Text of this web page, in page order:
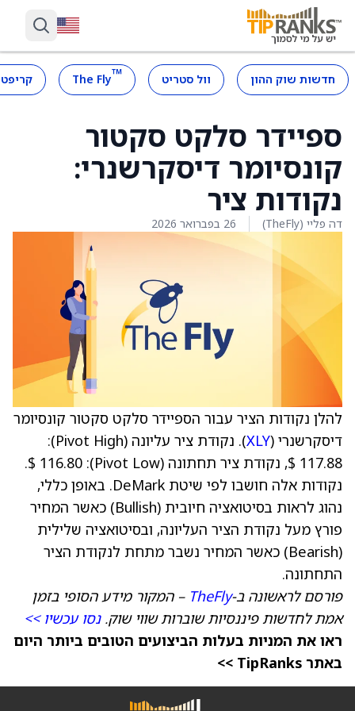
חדשות שוק ההון וול סטריט ™
The Fly
ספיידר סלקט סקטור
קונסיומר דיסקרשנרי:
נקודות ציר
דה פליי (TheFly) 26 בפברואר 2026
להלן נקודות הציר עבור הספיידר סלקט סקטור קונסיומר
דיסקרשנרי (XLY
). נקודת ציר עליונה (Pivot High):
117.88 $, נקודת ציר תחתונה (Pivot Low): 116.80 $.
נקודות אלה חושבו לפי שיטת DeMark. באופן כללי,
נהוג לראות בסיטואציה חיובית (Bullish) כאשר המחיר
פורץ מעל נקודת הציר העליונה, ובסיטואציה שלילית
(Bearish) כאשר המחיר נשבר מתחת לנקודת הציר
התחתונה.
פורסם לראשונה ב-TheFly – המקור מידע הסופי בזמן
אמת לחדשות פיננסיות שוברות שווי שוק.נסו עכשיו >>
ראו את המניות בעלות הביצועים הטובים ביותר היום
באתר TipRanks >>